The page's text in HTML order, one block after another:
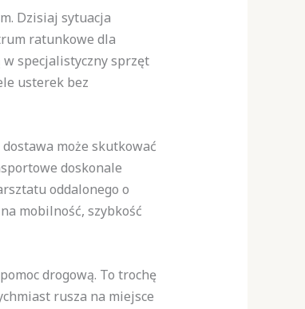
Dzisiaj sytuacja
ratunkowe dla
specjalistyczny sprzęt
usterek bez
może skutkować
doskonale
oddalonego o
mobilność, szybkość
drogową. To trochę
rusza na miejsce